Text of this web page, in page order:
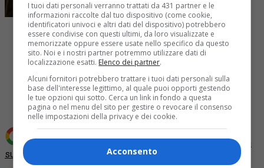
Share
Tweet
Aggiungi Quotidiano Piemontese come
Fonte preferita
su Google
I tuoi dati personali verranno trattati da 431 partner e le
informazioni raccolte dal tuo dispositivo (come cookie,
identificatori univoci e altri dati del dispositivo) potrebbero
essere condivise con questi ultimi, da loro visualizzate e
memorizzate oppure essere usate nello specifico da questo
sito. Noi e i nostri partner potremmo utilizzare dati di
localizzazione esatti. Elenco dei partner.
Alcuni fornitori potrebbero trattare i tuoi dati personali sulla
base dell'interesse legittimo, al quale puoi opporti gestendo
le tue opzioni qui sotto. Cerca un link in fondo a questa
pagina o nel menu del sito per gestire o revocare il consenso
nelle impostazioni della privacy e dei cookie.
Acconsento